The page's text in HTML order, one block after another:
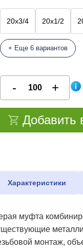
20х3/4 20х1/2
+ Еще 6 вариантов
Добавить
Характеристики
муфта
монтаж,